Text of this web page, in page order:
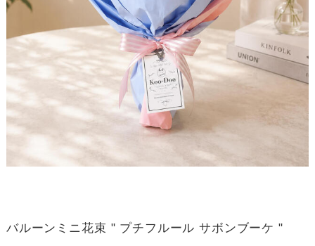
バルーンミニ花束 " プチフルール サボンブーケ "